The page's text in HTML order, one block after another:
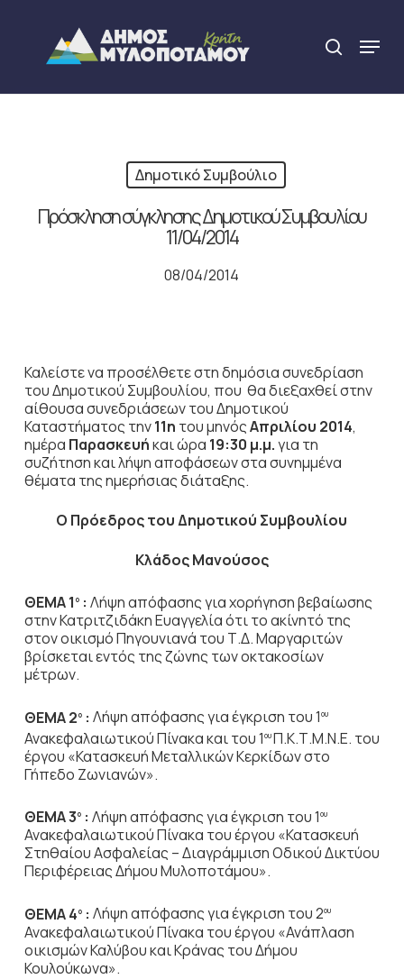
content
search
Menu
Δημοτικό Συμβούλιο
Πρόσκληση σύγκλησης Δημοτικού Συμβουλίου
11/04/2014
08/04/2014
Καλείστε να προσέλθετε στη δημόσια συνεδρίαση
του Δημοτικού Συμβουλίου, που θα διεξαχθεί στην
αίθουσα συνεδριάσεων του Δημοτικού
Καταστήματος την11η του μηνόςΑπριλίου 2014,
ημέρα Παρασκευήκαι ώρα 19:30 μ.μ.για τη
συζήτησηκαι λήψη αποφάσεων στα συνημμένα
θέματα της ημερήσιας διάταξης.
Ο Πρόεδρος του Δημοτικού Συμβουλίου
Κλάδος Μανούσος
ΘΕΜΑ 1 ο: Λήψη απόφασης για χορήγηση βεβαίωσης
στην Κατριτζιδάκη Ευαγγελία ότι τοακίνητό της
στον οικισμό Πηγουνιανά του Τ.Δ. Μαργαριτών
βρίσκεται εντός της ζώνης των οκτακοσίων
μέτρων.
ΘΕΜΑ 2ο: Λήψη απόφασης για έγκριση του 1ου
Ανακεφαλαιωτικού Πίνακα και του 1ουΠ.Κ.Τ.Μ.Ν.Ε. του
έργου «Κατασκευή Μεταλλικών Κερκίδων στο
Γήπεδο Ζωνιανών».
ΘΕΜΑ 3ο: Λήψη απόφασης για έγκριση του 1ου
Ανακεφαλαιωτικού Πίνακα του έργου «Κατασκευή
Στηθαίου Ασφαλείας – Διαγράμμιση Οδικού Δικτύου
Περιφέρειας Δήμου Μυλοποτάμου».
ΘΕΜΑ 4ο: Λήψη απόφασης για έγκριση του 2ου
Ανακεφαλαιωτικού Πίνακα του έργου «Ανάπλαση
οικισμών Καλύβου και Κράνας του Δήμου
Κουλούκωνα».
Close